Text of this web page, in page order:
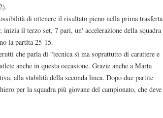
di ottenere il risultato pieno nella prima trasferta
il terzo set, 7 pari, un' accelerazione della squadra
la partita 25-15.
che parla di “tecnica sì ma soprattutto di carattere e
anche in questa occasione. Grazie anche a Marta
alla stabilità della seconda linea. Dopo due partite
per la squadra più giovane del campionato, che deve